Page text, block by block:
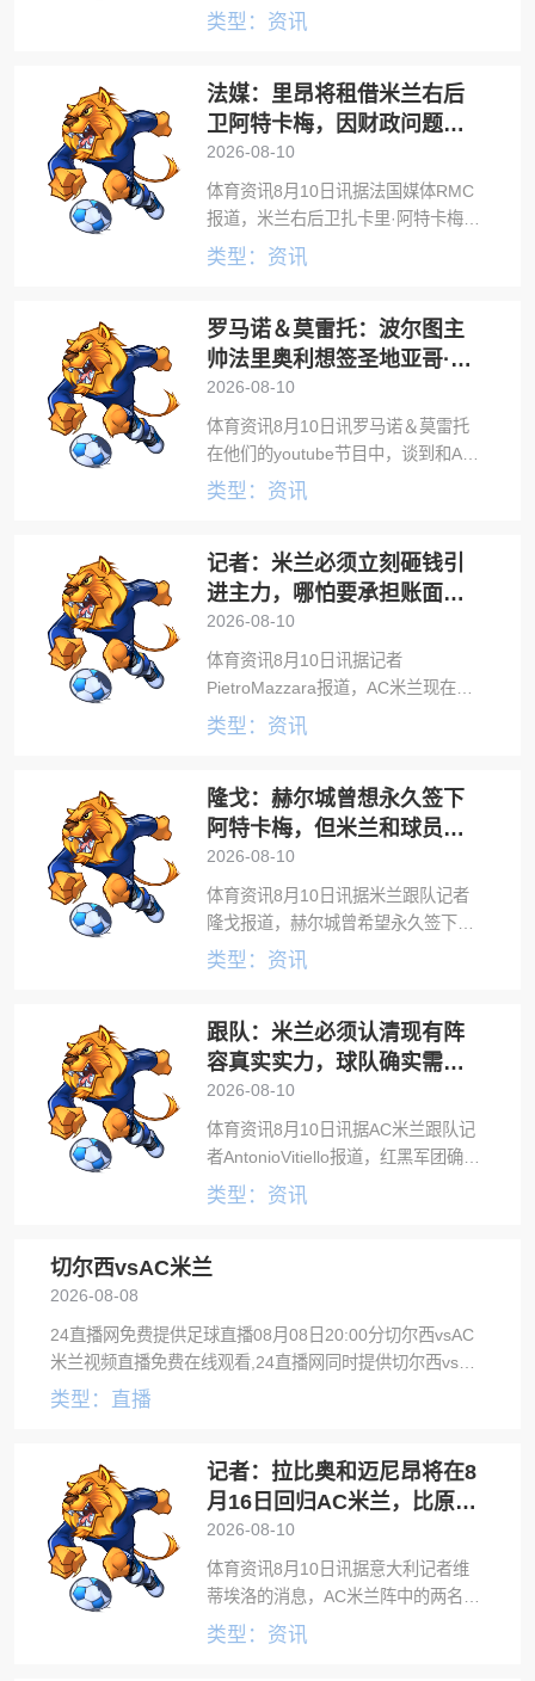
斯。阿媒奥莱报表示，帕雷德斯回绝
绝对核心，表现屡屡高光；尽管AC米
兰有意
类型：资讯
法媒：里昂将租借米兰右后
卫阿特卡梅，因财政问题只
能低成本引援
2026-08-10
体育资讯8月10日讯据法国媒体RMC
报道，米兰右后卫扎卡里·阿特卡梅将
被租借到里昂。里昂将在本周三凌晨
来一个好消息，阿特卡梅即将租借加
盟
类型：资讯
罗马诺＆莫雷托：波尔图主
帅法里奥利想签圣地亚哥·希
门尼斯
2026-08-10
体育资讯8月10日讯罗马诺＆莫雷托
在他们的youtube节目中，谈到和AC
米兰有关的一些转会消息。波尔图主
斯，在推动波尔图尝试引入这名球
类型：资讯
记者：米兰必须立刻砸钱引
进主力，哪怕要承担账面上
的亏损
2026-08-10
体育资讯8月10日讯据记者
PietroMazzara报道，AC米兰现在必
须抛开出售球员的前提，直接买人。
员进出已到了刻不容缓的地步。抛开
类型：资讯
隆戈：赫尔城曾想永久签下
阿特卡梅，但米兰和球员都
倾向外租里昂
2026-08-10
体育资讯8月10日讯据米兰跟队记者
隆戈报道，赫尔城曾希望永久签下阿
特卡梅。隆戈透露，赫尔城对米兰21
和球员都更倾向于租借加盟里昂的方
案，协
类型：资讯
跟队：米兰必须认清现有阵
容真实实力，球队确实需要
补强
2026-08-10
体育资讯8月10日讯据AC米兰跟队记
者AntonioVitiello报道，红黑军团确实
需要补强。在友谊赛0-3不敌切尔西
划，周一和周二全
类型：资讯
切尔西vsAC米兰
2026-08-08
24直播网免费提供足球直播08月08日20:00分切尔西vsAC
米兰视频直播免费在线观看,24直播网同时提供切尔西vsAC
米兰录像回放及视频集锦等。
类型：直播
记者：拉比奥和迈尼昂将在8
月16日回归AC米兰，比原计
划晚几天
2026-08-10
体育资讯8月10日讯据意大利记者维
蒂埃洛的消息，AC米兰阵中的两名法
国国脚拉比奥和迈尼昂还在休假中，
类型：资讯